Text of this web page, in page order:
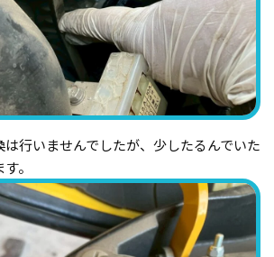
行いませんでしたが、少したるんでいた
。